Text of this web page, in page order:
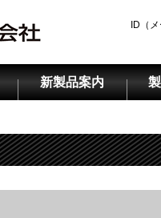
ID（
新製品案内